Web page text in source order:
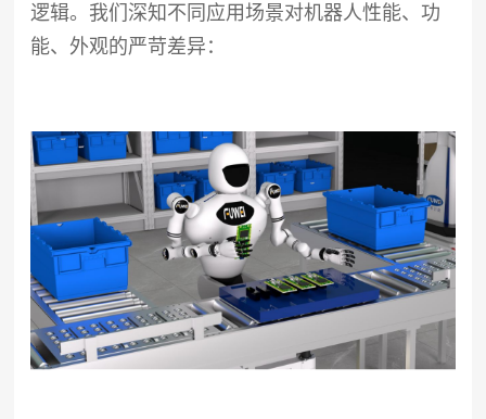
逻辑。我们深知不同应用场景对机器人性能、功
能、外观的严苛差异：